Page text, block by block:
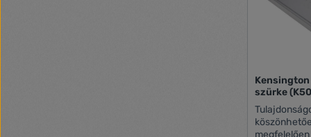
szürke
Tulajdonságok: SmartFit